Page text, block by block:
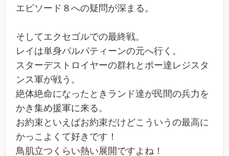
エピソード８への疑問が深まる。
そしてエクセゴルでの最終戦。
レイは単身パルパティーンの元へ行く。
スターデストロイヤーの群れとポー達レジスタ
ンス軍が戦う。
絶体絶命になったときランド達が民間の兵力を
かき集め援軍に来る。
お約束といえばお約束だけどこういうの最高に
かっこよくて好きです！
鳥肌立つくらい熱い展開ですよね！